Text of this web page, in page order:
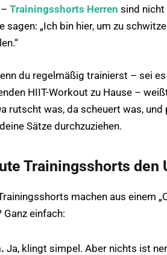
Trainingsshorts Herren sind nicht
sagen: „Ich bin hier, um zu
du regelmäßig trainierst – sei
HIIT-Workout zu Hause –
rutscht was, da scheuert was,
Sätze durchzuziehen.
Trainingsshorts den
machen aus einem
Ganz einfach:
Ja, klingt simpel. Aber nichts ist